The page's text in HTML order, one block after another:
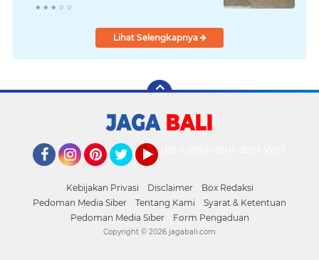
Lihat Selengkapnya
Kebijakan Privasi Disclaimer
Box Redaksi
Pedoman Media Siber
Tentang Kami
Syarat & Ketentuan
Pedoman Media Siber
Form Pengaduan
Copyright © 2026 jagabali.com